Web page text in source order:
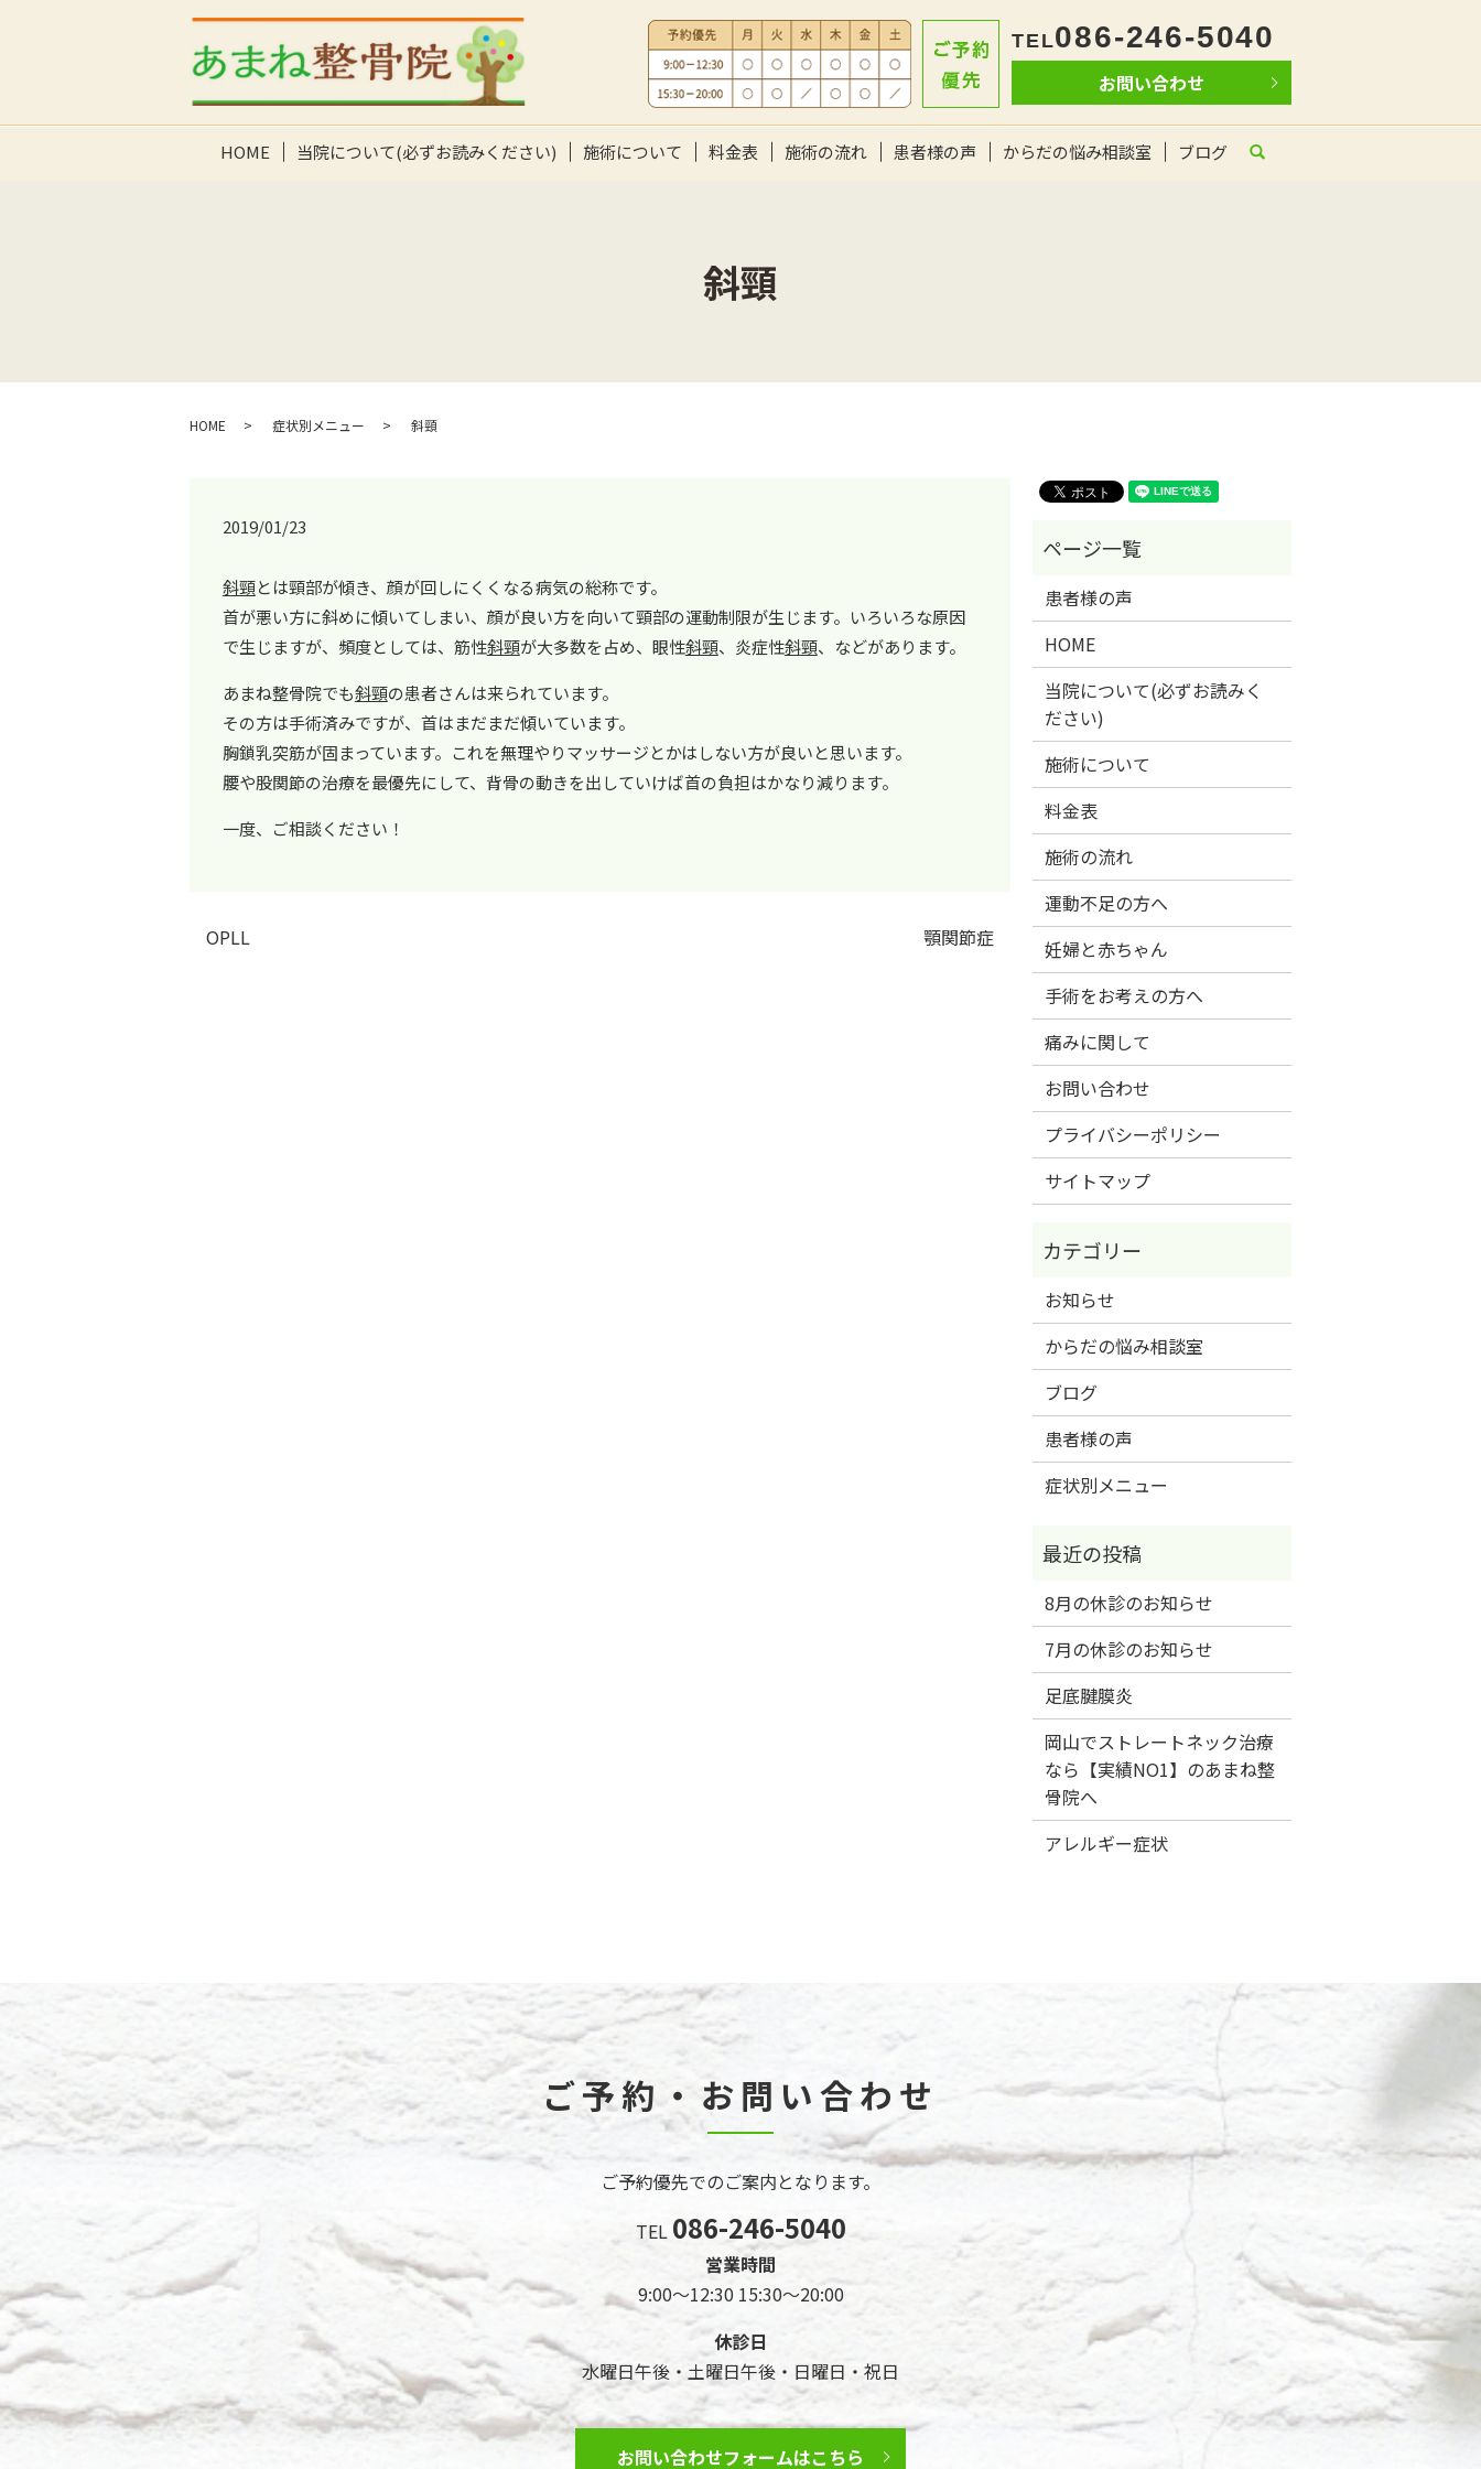
HOME 当院について(必ずお読みください) 施術について 料金表 施術の流れ 患者様の声 からだの悩み相談室 ブログ search
TEL086-246-5040
お問い合わせ
斜頸
HOME 症状別メニュー 斜頸
2019/01/23
斜頸とは頸部が傾き、顔が回しにくくなる病気の総称です。
首が悪い方に斜めに傾いてしまい、顔が良い方を向いて頸部の運動制限が生じます。いろいろな原因
で生じますが、頻度としては、筋性斜頸が大多数を占め、眼性斜頸、炎症性斜頸、などがあります。
あまね整骨院でも斜頸の患者さんは来られています。
その方は手術済みですが、首はまだまだ傾いています。
胸鎖乳突筋が固まっています。これを無理やりマッサージとかはしない方が良いと思います。
腰や股関節の治療を最優先にして、背骨の動きを出していけば首の負担はかなり減ります。
一度、ご相談ください！
OPLL 顎関節症
患者様の声
HOME
当院について(必ずお読みく
ださい)
施術について
料金表
施術の流れ
運動不足の方へ
妊婦と赤ちゃん
手術をお考えの方へ
痛みに関して
お問い合わせ
プライバシーポリシー
サイトマップ
お知らせ
からだの悩み相談室
ブログ
患者様の声
症状別メニュー
8月の休診のお知らせ
7月の休診のお知らせ
足底腱膜炎
岡山でストレートネック治療
なら【実績NO1】のあまね整
骨院へ
アレルギー症状
ご予約・お問い合わせ
ご予約優先でのご案内となります。
TEL 086-246-5040
営業時間
9:00～12:30 15:30～20:00
休診日
水曜日午後・土曜日午後・日曜日・祝日
お問い合わせフォームはこちら